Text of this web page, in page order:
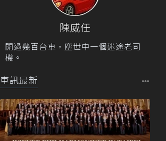
陳威任
開過幾百台車，塵世中一個迷途老司
機。
車訊最新